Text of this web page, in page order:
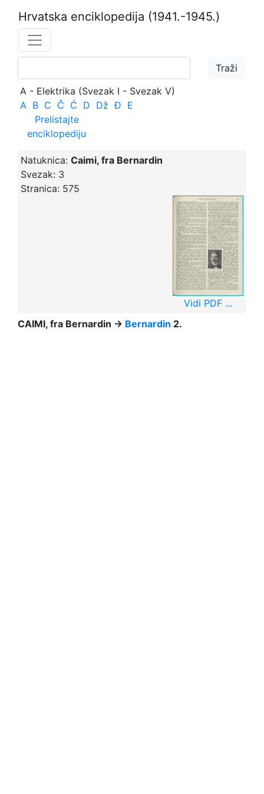
Hrvatska enciklopedija (1941.-1945.)
A - Elektrika (Svezak I - Svezak V)
A B C Č Ć D Dž Đ E
Prelistajte
enciklopediju
Natuknica: Caimi, fra Bernardin
Svezak: 3
Stranica: 575
Vidi PDF ...
CAIMI, fra Bernardin → Bernardin 2.